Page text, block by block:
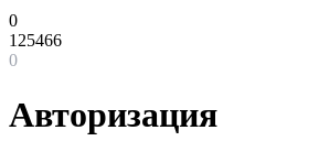
0
125466
0
Авторизация